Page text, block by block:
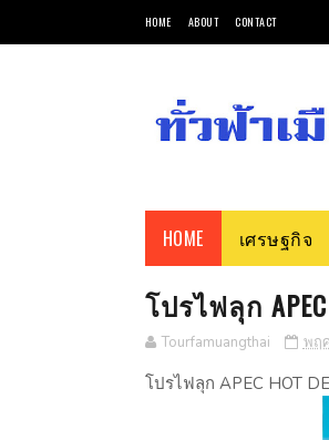
HOME ABOUT CONTACT
HOME เศรษฐกิจ
โปรไฟลุก
Tourfamuangthai พฤ
โปรไฟลุก APEC HOT